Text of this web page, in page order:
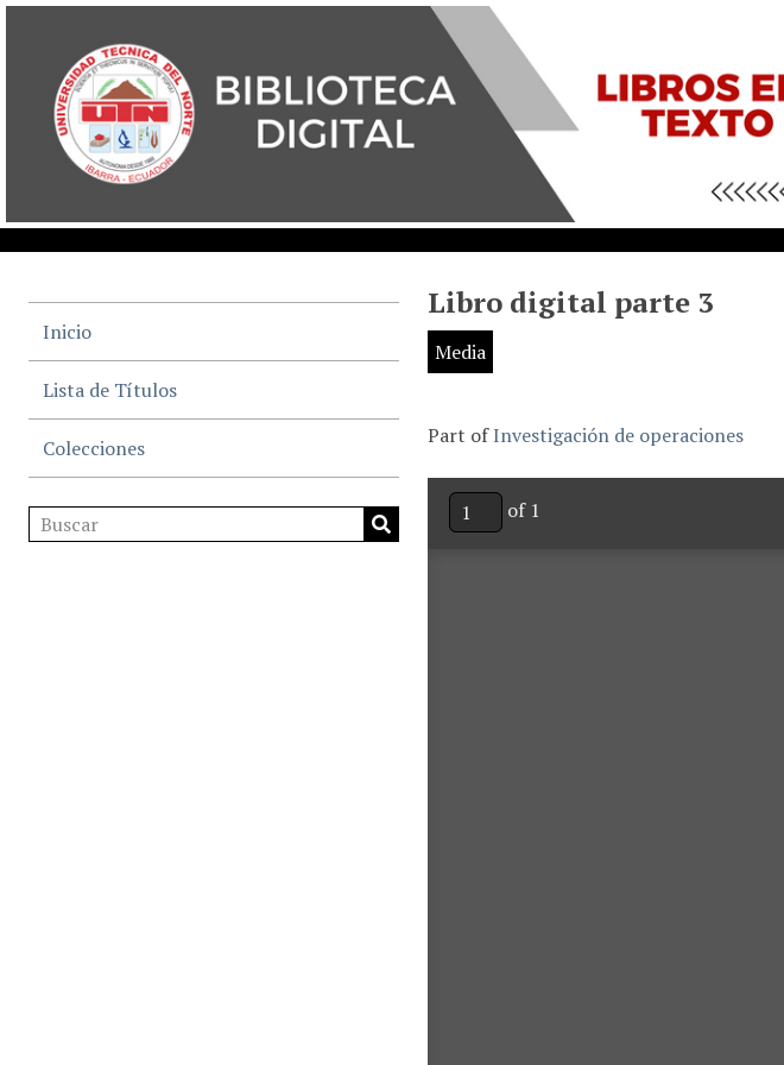
Inicio
Lista de Títulos
Colecciones
Libro digital parte 3
Media
Part ofInvestigación de operaciones
of 1